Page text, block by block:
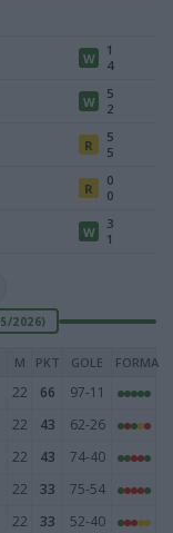
W
1
4
W
5
2
R
5
5
R
0
0
W
3
1
2026)
M PKT GOLE FORMA
22 66
97-11
22 43
62-26
22 43
74-40
22 33
75-54
22 33 52-40